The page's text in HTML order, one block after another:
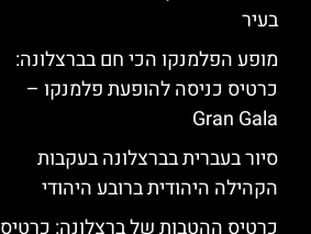
בעיר
מופע הפלמנקו הכי חם בברצלונה:
כרטיס כניסה להופעת פלמנקו –
Gran Gala
סיור בעברית בברצלונה בעקבות
הקהילה היהודית ברובע היהודי
כרטיס ההטבות של ברצלונה: כרטיס